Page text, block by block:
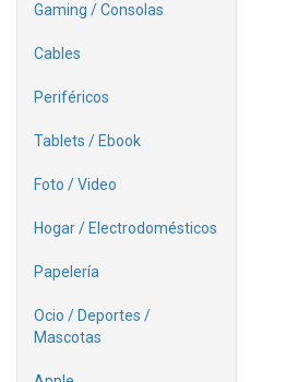
Gaming / Consolas
Cables
Periféricos
Tablets / Ebook
Foto / Video
Hogar / Electrodomésticos
Papelería
Ocio / Deportes /
Mascotas